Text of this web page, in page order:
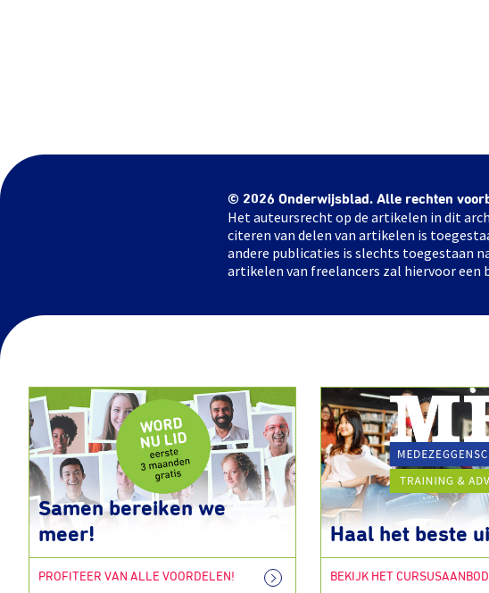
© 2026 Onderwijsblad. Alle rechten
Het auteursrecht op de artikelen in dit
citeren van delen van artikelen is
andere publicaties is slechts toegestaan
artikelen van freelancers zal hiervoor een
Samen bereiken we
meer!
PROFITEER VAN ALLE VOORDELEN!
Haal het beste
BEKIJK HET CURSUSAANBOD